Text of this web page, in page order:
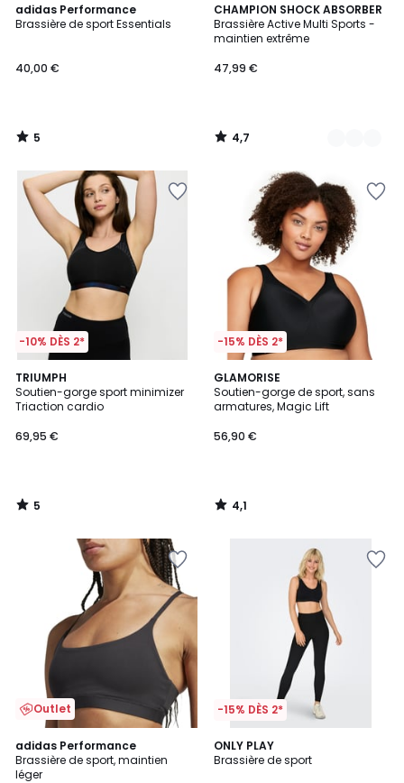
adidas Performance
Brassière de sport Essentials
40,00 €
5
/
5
/
CHAMPION SHOCK ABSORBER
Brassière Active Multi Sports -
maintien extrême
47,99 €
4,7
/ 5
2
Couleurs
4,7
/
-10% DÈS 2*
TRIUMPH
Soutien-gorge sport minimizer
Triaction cardio
69,95 €
5
/
5
5
/
-15% DÈS 2*
GLAMORISE
Soutien-gorge de sport, sans
armatures, Magic Lift
56,90 €
4,1
/ 5
4,1
/
Outlet
adidas Performance
Brassière de sport, maintien
léger
4,8
/ 5
-15% DÈS 2*
ONLY PLAY
Brassière de sport
4,8
/ 5